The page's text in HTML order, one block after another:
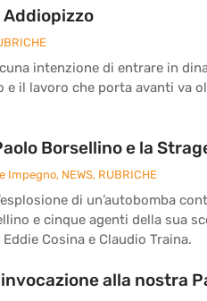
intenzione di entrare in
e il lavoro che porta avanti va
Borsellino e la
Impegno, NEWS, RUBRICHE
di un’autobomba
e cinque agenti della sua
Cosina e Claudio Traina.
alla nostra